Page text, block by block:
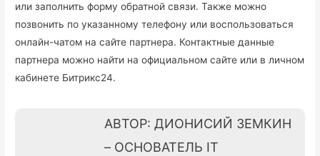
или заполнить форму обратной связи. Также можно
позвонить по указанному телефону или воспользоваться
онлайн-чатом на сайте партнера. Контактные данные
партнера можно найти на официальном сайте или в личном
кабинете Битрикс24.
АВТОР: ДИОНИСИЙ ЗЕМКИН
– ОСНОВАТЕЛЬ IT